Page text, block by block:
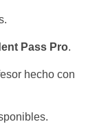
Pass Pro.
hecho con